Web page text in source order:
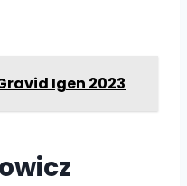
Igen 2023